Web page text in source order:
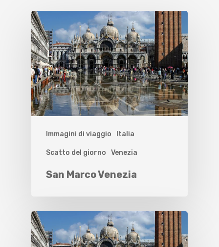
Immagini di viaggio Italia
Scatto del giorno Venezia
San Marco Venezia